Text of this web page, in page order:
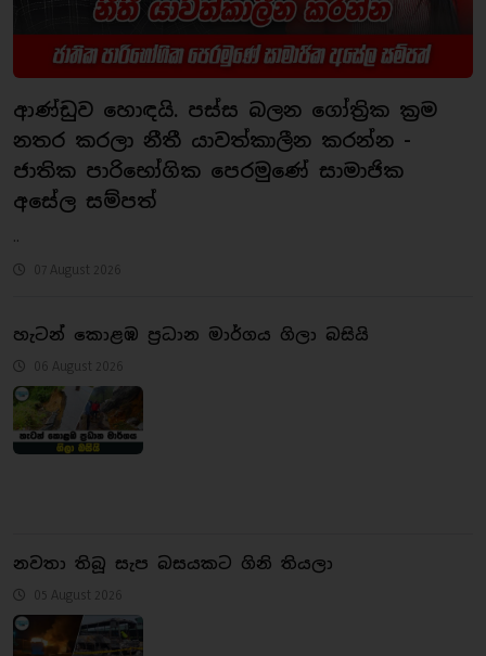
ආණ්ඩුව හොඳයි. පස්ස බලන ගෝත්‍රික ක්‍රම
නතර කරලා නීතී යාවත්කාලීන කරන්න -
ජාතික පාරිභෝගික පෙරමුණේ සාමාජික
අසේල සම්පත්
..
07 August 2026
හැටන් කොළඹ ප්‍රධාන මාර්ගය ගිලා බසියි
06 August 2026
නවතා තිබූ සැප බසයකට ගිනි තියලා
05 August 2026